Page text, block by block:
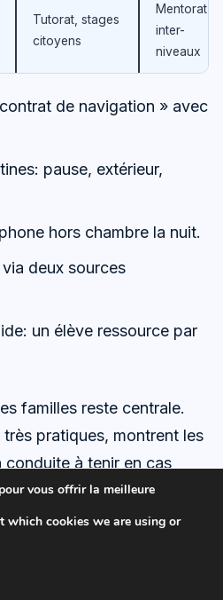
Tutorat, stages
citoyens
Mentorat
inter-
niveaux
de navigation » avec
pause, extérieur,
hors chambre la nuit.
deux sources
un élève ressource par
familles reste centrale.
pratiques, montrent les
conduite à tenir en cas
avec des fiches action:
signaler. Le
de mots: confiance,
vous offrir la meilleure
which cookies we are using or